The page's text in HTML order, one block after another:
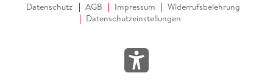
Datenschutz AGB Impressum
Widerrufsbelehrung
Datenschutzeinstellungen